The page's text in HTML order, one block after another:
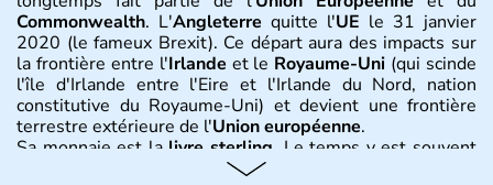
Commonwealth. L'Angleterre quitte l'UE le 31 janvier
2020 (le fameux Brexit). Ce départ aura des impacts sur
la frontière entre l'Irlande et le Royaume-Uni (qui scinde
l'île d'Irlande entre l'Eire et l'Irlande du Nord, nation
constitutive du Royaume-Uni) et devient une frontière
terrestre extérieure de l'Union européenne.
Sa monnaie est lalivre sterling . Le temps y est souvent
instable avec de nombreuses précipitations : il s’agit d’un